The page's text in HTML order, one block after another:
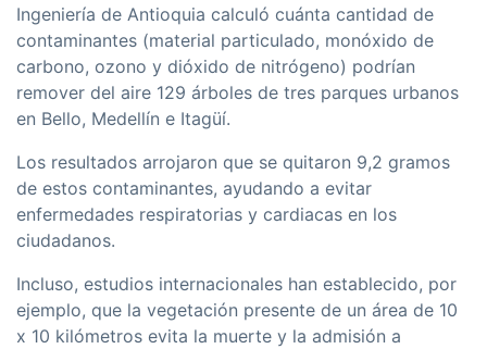
Ingeniería de Antioquia calculó cuánta cantidad de
contaminantes (material particulado, monóxido de
carbono, ozono y dióxido de nitrógeno) podrían
remover del aire 129 árboles de tres parques urbanos
en Bello, Medellín e Itagüí.
Los resultados arrojaron que se quitaron 9,2 gramos
de estos contaminantes, ayudando a evitar
enfermedades respiratorias y cardiacas en los
ciudadanos.
Incluso, estudios internacionales han establecido, por
ejemplo, que la vegetación presente de un área de 10
x 10 kilómetros evita la muerte y la admisión a